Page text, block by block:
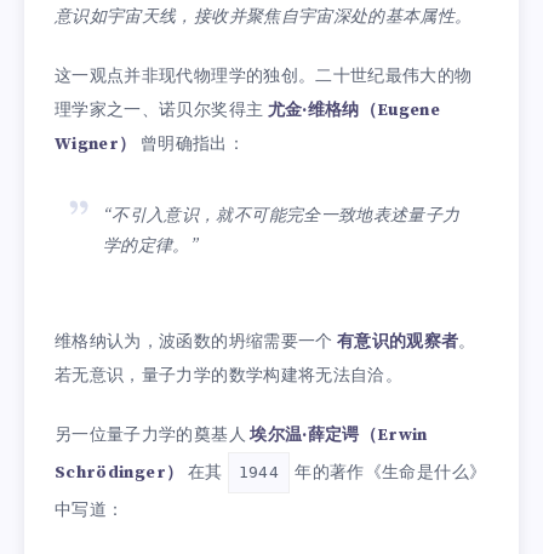
意识如宇宙天线，接收并聚焦自宇宙深处的基本属性。
这一观点并非现代物理学的独创。二十世纪最伟大的物
理学家之一、诺贝尔奖得主 尤金·维格纳（Eugene
Wigner）
曾明确指出：
“不引入意识，就不可能完全一致地表述量子力
学的定律。”
维格纳认为，波函数的坍缩需要一个 有意识的观察者。
若无意识，量子力学的数学构建将无法自洽。
另一位量子力学的奠基人埃尔温·薛定谔（Erwin
Schrödinger）
在其 1944
年的著作《生命是什么》
中写道：